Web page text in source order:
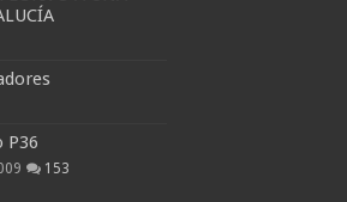
P36
153